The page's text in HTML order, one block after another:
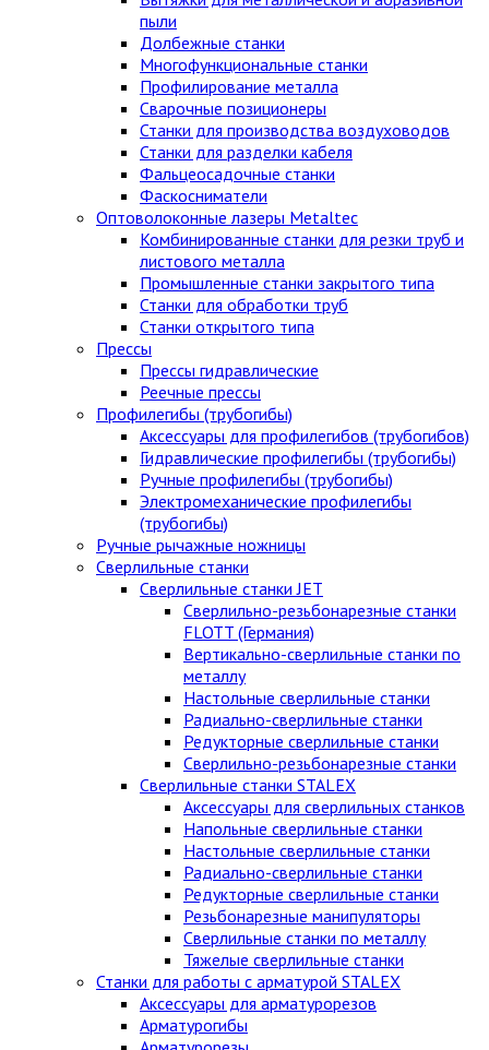
пыли
Долбежные станки
Многофункциональные станки
Профилирование металла
Сварочные позиционеры
Станки для производства воздуховодов
Станки для разделки кабеля
Фальцеосадочные станки
Фаскосниматели
Оптоволоконные лазеры Metaltec
Комбинированные станки для резки труб и
листового металла
Промышленные станки закрытого типа
Станки для обработки труб
Станки открытого типа
Прессы
Прессы гидравлические
Реечные прессы
Профилегибы (трубогибы)
Аксессуары для профилегибов (трубогибов)
Гидравлические профилегибы (трубогибы)
Ручные профилегибы (трубогибы)
Электромеханические профилегибы
(трубогибы)
Ручные рычажные ножницы
Сверлильные станки
Сверлильные станки JET
Сверлильно-резьбонарезные станки
FLOTT (Германия)
Вертикально-сверлильные станки по
металлу
Настольные сверлильные станки
Радиально-сверлильные станки
Редукторные сверлильные станки
Сверлильно-резьбонарезные станки
Сверлильные станки STALEX
Аксессуары для сверлильных станков
Напольные сверлильные станки
Настольные сверлильные станки
Радиально-сверлильные станки
Редукторные сверлильные станки
Резьбонарезные манипуляторы
Сверлильные станки по металлу
Тяжелые сверлильные станки
Станки для работы с арматурой STALEX
Аксессуары для арматурорезов
Арматурогибы